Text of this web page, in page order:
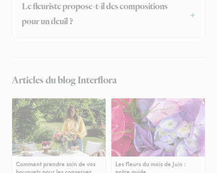
Le fleuriste propose-t-il des compositions
pour un deuil ?
Articles du blog Interflora
Comment prendre soin de vos
Les fleurs du mois de Juin :